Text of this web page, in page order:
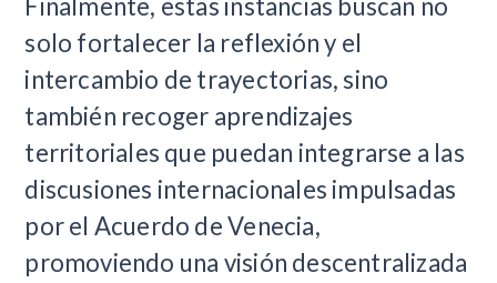
Finalmente, estas instancias buscan no
solo fortalecer la reflexión y el
intercambio de trayectorias, sino
también recoger aprendizajes
territoriales que puedan integrarse a las
discusiones internacionales impulsadas
por el Acuerdo de Venecia,
promoviendo una visión descentralizada